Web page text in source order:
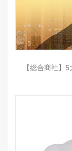
【総合商社】